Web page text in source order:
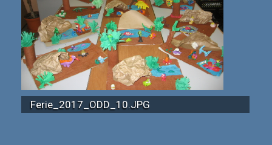
Ferie_2017_ODD_10.JPG